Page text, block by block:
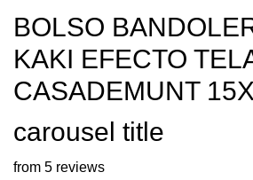
BOLSO
KAKI EFECTO
CASADEMUNT
carousel title
from 5 reviews